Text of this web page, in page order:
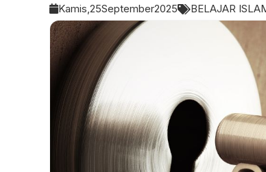
Kamis,25September2025 BELAJAR